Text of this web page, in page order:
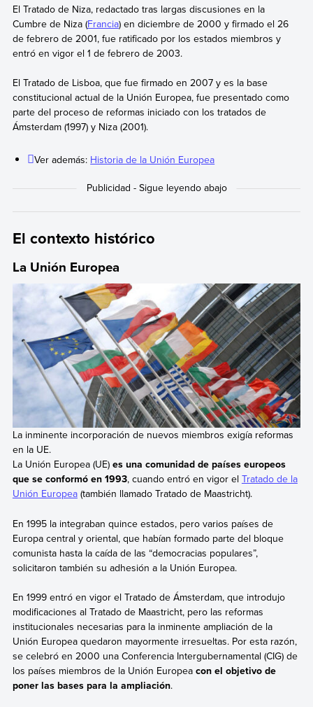
El Tratado de Niza, redactado tras largas discusiones en la
Cumbre de Niza (Francia) en diciembre de 2000 y firmado el 26
de febrero de 2001, fue ratificado por los estados miembros y
entró en vigor el 1 de febrero de 2003.
El Tratado de Lisboa, que fue firmado en 2007 y es la base
constitucional actual de la Unión Europea, fue presentado como
parte del proceso de reformas iniciado con los tratados de
Ámsterdam (1997) y Niza (2001).
Ver además: Historia de la Unión Europea
El contexto histórico
La Unión Europea
La inminente incorporación de nuevos miembros exigía reformas
en la UE.
La Unión Europea (UE) es una comunidad de países europeos
que se conformó en 1993, cuando entró en vigor el Tratado de la
Unión Europea(también llamado Tratado de Maastricht).
En 1995 la integraban quince estados, pero varios países de
Europa central y oriental, que habían formado parte del bloque
comunista hasta la caída de las “democracias populares”,
solicitaron también su adhesión a la Unión Europea.
En 1999 entró en vigor el Tratado de Ámsterdam, que introdujo
modificaciones al Tratado de Maastricht, pero las reformas
institucionales necesarias para la inminente ampliación de la
Unión Europea quedaron mayormente irresueltas. Por esta razón,
se celebró en 2000 una Conferencia Intergubernamental (CIG) de
los países miembros de la Unión Europea con el objetivo de
poner las bases para la ampliación.